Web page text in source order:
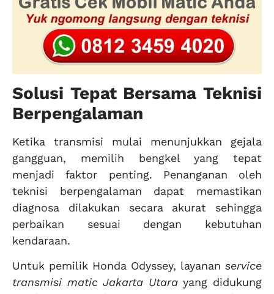
Solusi Tepat Bersama Teknisi
Berpengalaman
Ketika transmisi mulai menunjukkan gejala
gangguan, memilih bengkel yang tepat
menjadi faktor penting. Penanganan oleh
teknisi berpengalaman dapat memastikan
diagnosa dilakukan secara akurat sehingga
perbaikan sesuai dengan kebutuhan
kendaraan.
Untuk pemilik Honda Odyssey, layanan service
transmisi matic Jakarta Utarayang didukung